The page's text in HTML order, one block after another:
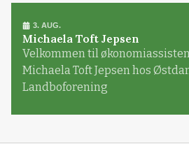
3. AUG.
Michaela Toft Jepsen
Velkommen til
Michaela Toft Jepsen hos
Landboforening